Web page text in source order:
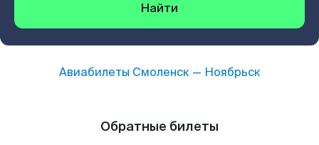
Найти
Авиабилеты Смоленск— Ноябрьск
Обратные билеты